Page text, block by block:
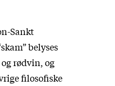
Sankt
belyses
rødvin, og
filosofiske